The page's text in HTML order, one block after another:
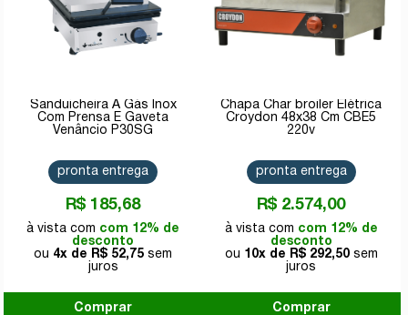
Sanduicheira A Gás Inox
Com Prensa E Gaveta
Venâncio P30SG
R$ 185,68
com 12% de
desconto
4x de
R$ 52,75
pronta entrega
Comprar
Chapa Char broiler Elétrica
Croydon 48x38 Cm CBE5
220v
R$ 2.574,00
com 12% de
desconto
10x de
R$ 292,50
pronta entrega
Comprar